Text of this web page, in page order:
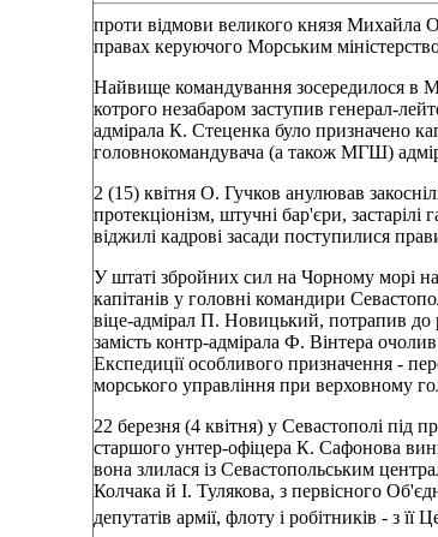
проти відмови великого князя Михайла
правах керуючого Морським
Найвище командування зосередилося в
котрого незабаром заступив генерал-
адмірала К. Стеценка було призначено
головнокомандувача (а також МГШ)
2 (15) квітня О. Гучков анулював
протекціонізм, штучні бар'єри,
віджилі кадрові засади поступилися
У штаті збройних сил на Чорному морі
капітанів у головні командири
віце-адмірал П. Новицький, потрапив до
замість контр-адмірала Ф. Вінтера
Експедиції особливого призначення -
морського управління при верховному
22 березня (4 квітня) у Севастополі під
старшого унтер-офіцера К. Сафонова
вона злилася із Севастопольським
Колчака й І. Тулякова, з первісного
депутатів армії, флоту і робітників - з